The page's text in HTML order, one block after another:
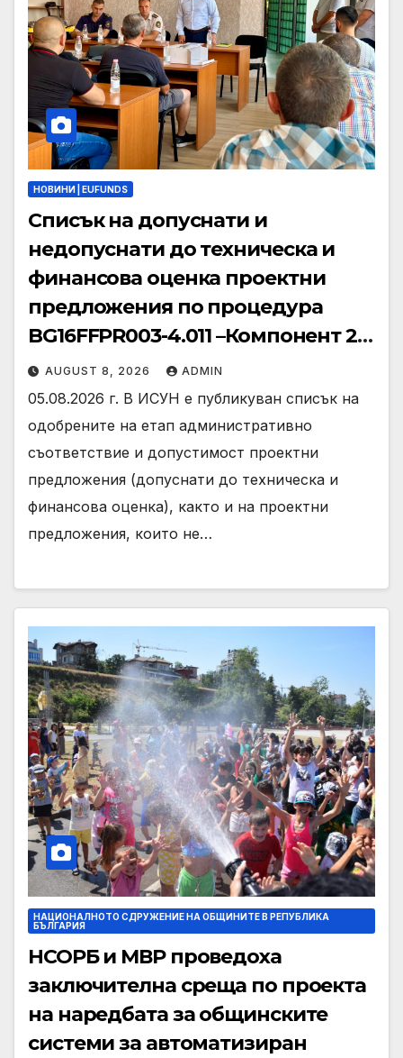
НОВИНИ | EUFUNDS
Списък на допуснати и
недопуснати до техническа и
финансова оценка проектни
предложения по процедура
BG16FFPR003-4.011 –Компонент 2
по Програма “Развитие на
регионите” 2021-2027 г.
AUGUST 8, 2026 ADMIN
05.08.2026 г. В ИСУН е публикуван списък на
одобрените на етап административно
съответствие и допустимост проектни
предложения (допуснати до техническа и
финансова оценка), както и на проектни
предложения, които не…
НАЦИОНАЛНОТО СДРУЖЕНИЕ НА ОБЩИНИТЕ В РЕПУБЛИКА
БЪЛГАРИЯ
НСОРБ и МВР проведоха
заключителна среща по проекта
на наредбата за общинските
системи за автоматизиран